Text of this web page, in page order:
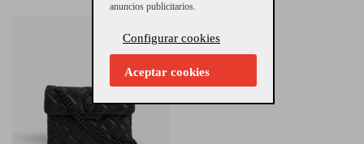
anuncios publicitarios.
Configurar cookies
Aceptar cookies